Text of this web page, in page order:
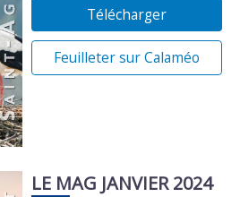
Télécharger
Feuilleter sur Calaméo
LE MAG JANVIER 2024